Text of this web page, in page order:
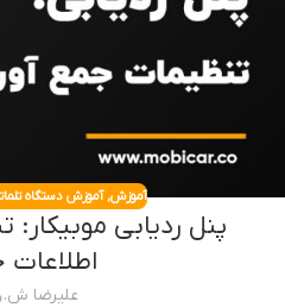
آموزش,آموزش دستگاه
پنل ردیابی
اطلاعات
علیرضا ش.